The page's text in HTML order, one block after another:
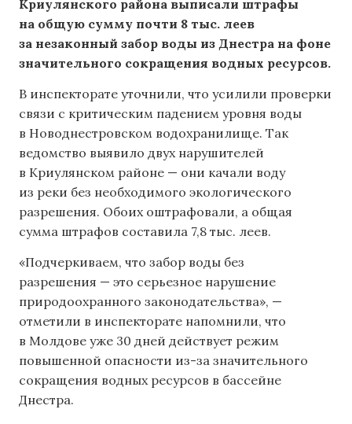
Криулянского района выписали штрафы
на общую сумму почти 8 тыс. леев
за незаконный забор воды из Днестра на фоне
значительного сокращения водных ресурсов.
В инспекторате уточнили, что усилили проверки
связи с критическим падением уровня воды
в Новоднестровском водохранилище. Так
ведомство выявило двух нарушителей
в Криулянском районе — они качали воду
из реки без необходимого экологического
разрешения. Обоих оштрафовали, а общая
сумма штрафов составила 7,8 тыс. леев.
«Подчеркиваем, что забор воды без
разрешения — это серьезное нарушение
природоохранного законодательства», —
отметили в инспекторате напомнили, что
в Молдове уже 30 дней действует режим
повышенной опасности из-за значительного
сокращения водных ресурсов в бассейне
Днестра.